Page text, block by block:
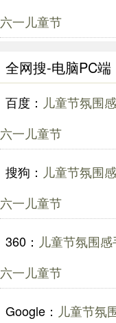
六一儿童节
全网搜-电脑PC端
百度： 儿童节氛围
六一儿童节
搜狗： 儿童节氛围
六一儿童节
360： 儿童节氛围
六一儿童节
Google： 儿童节氛